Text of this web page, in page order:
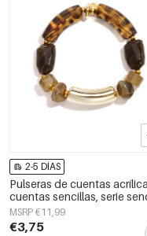
2-5 DÍAS
Pulseras de cuentas
cuentas sencillas, serie
diaria, joyería para mujer
MSRP €11,99
€3,75